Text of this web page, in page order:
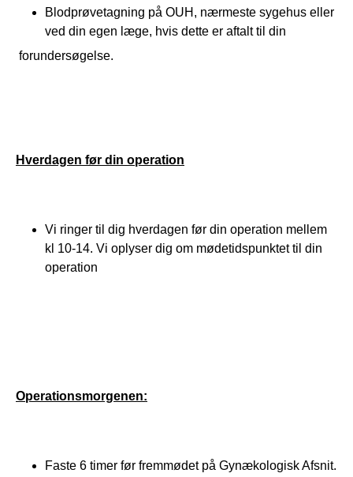
Blodprøvetagning på OUH, nærmeste sygehus eller
ved din egen læge, hvis dette er aftalt til din
forundersøgelse.
Hverdagen før din operation
Vi ringer til dig hverdagen før din operation mellem
kl 10-14. Vi oplyser dig om mødetidspunktet til din
operation
Operationsmorgenen:
Faste 6 timer før fremmødet på Gynækologisk Afsnit.